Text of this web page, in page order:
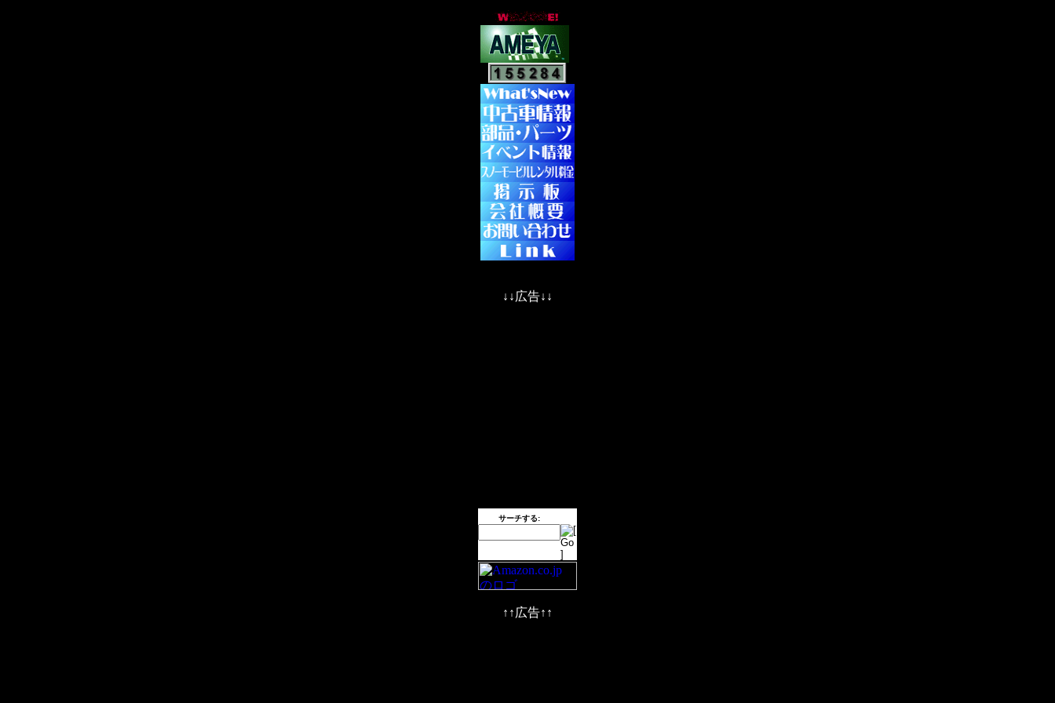
↓↓広告↓↓
サーチする:
↑↑広告↑↑